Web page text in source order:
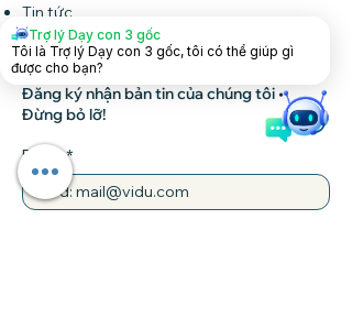
Tin tức
Liên hệ
Đăng ký nhận bản tin của chúng tôi •
Đừng bỏ lỡ!
Email
Trợ lý Dạy con 3 gốc
Tôi là Trợ lý Dạy con 3 gốc, tôi có thể giúp gì
được cho bạn?